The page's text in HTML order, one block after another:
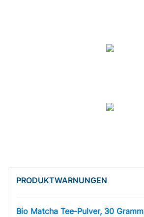
PRODUKT­WARNUNGEN
Bio Matcha Tee-Pulver, 30 Gramm